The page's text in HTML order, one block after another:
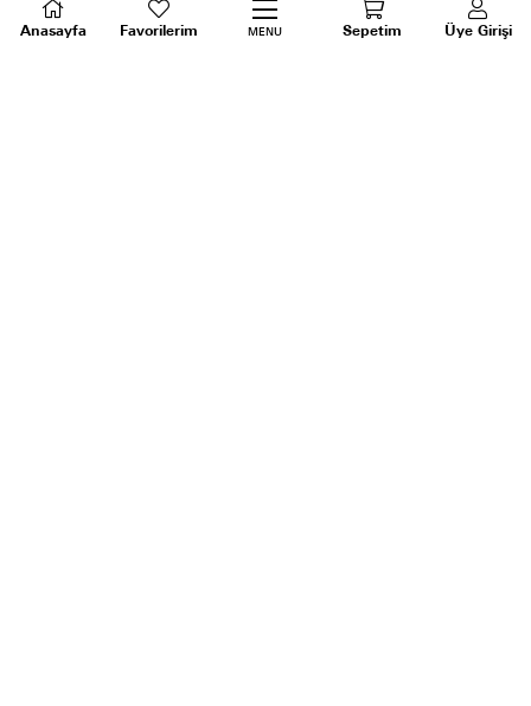
ALIŞVERİŞ BİLGİLERİ
Anasayfa Favorilerim MENU Sepetim Üye Girişi